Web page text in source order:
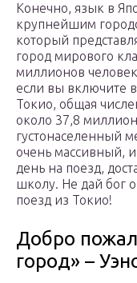
Конечно, язык в
крупнейшим
который
город мирового
миллионов
если вы включите
Токио, общая
около 37,8
густонаселенный
очень массивный,
день на поезд,
школу. Не дай бог
поезд из Токио!
Добро
город» –